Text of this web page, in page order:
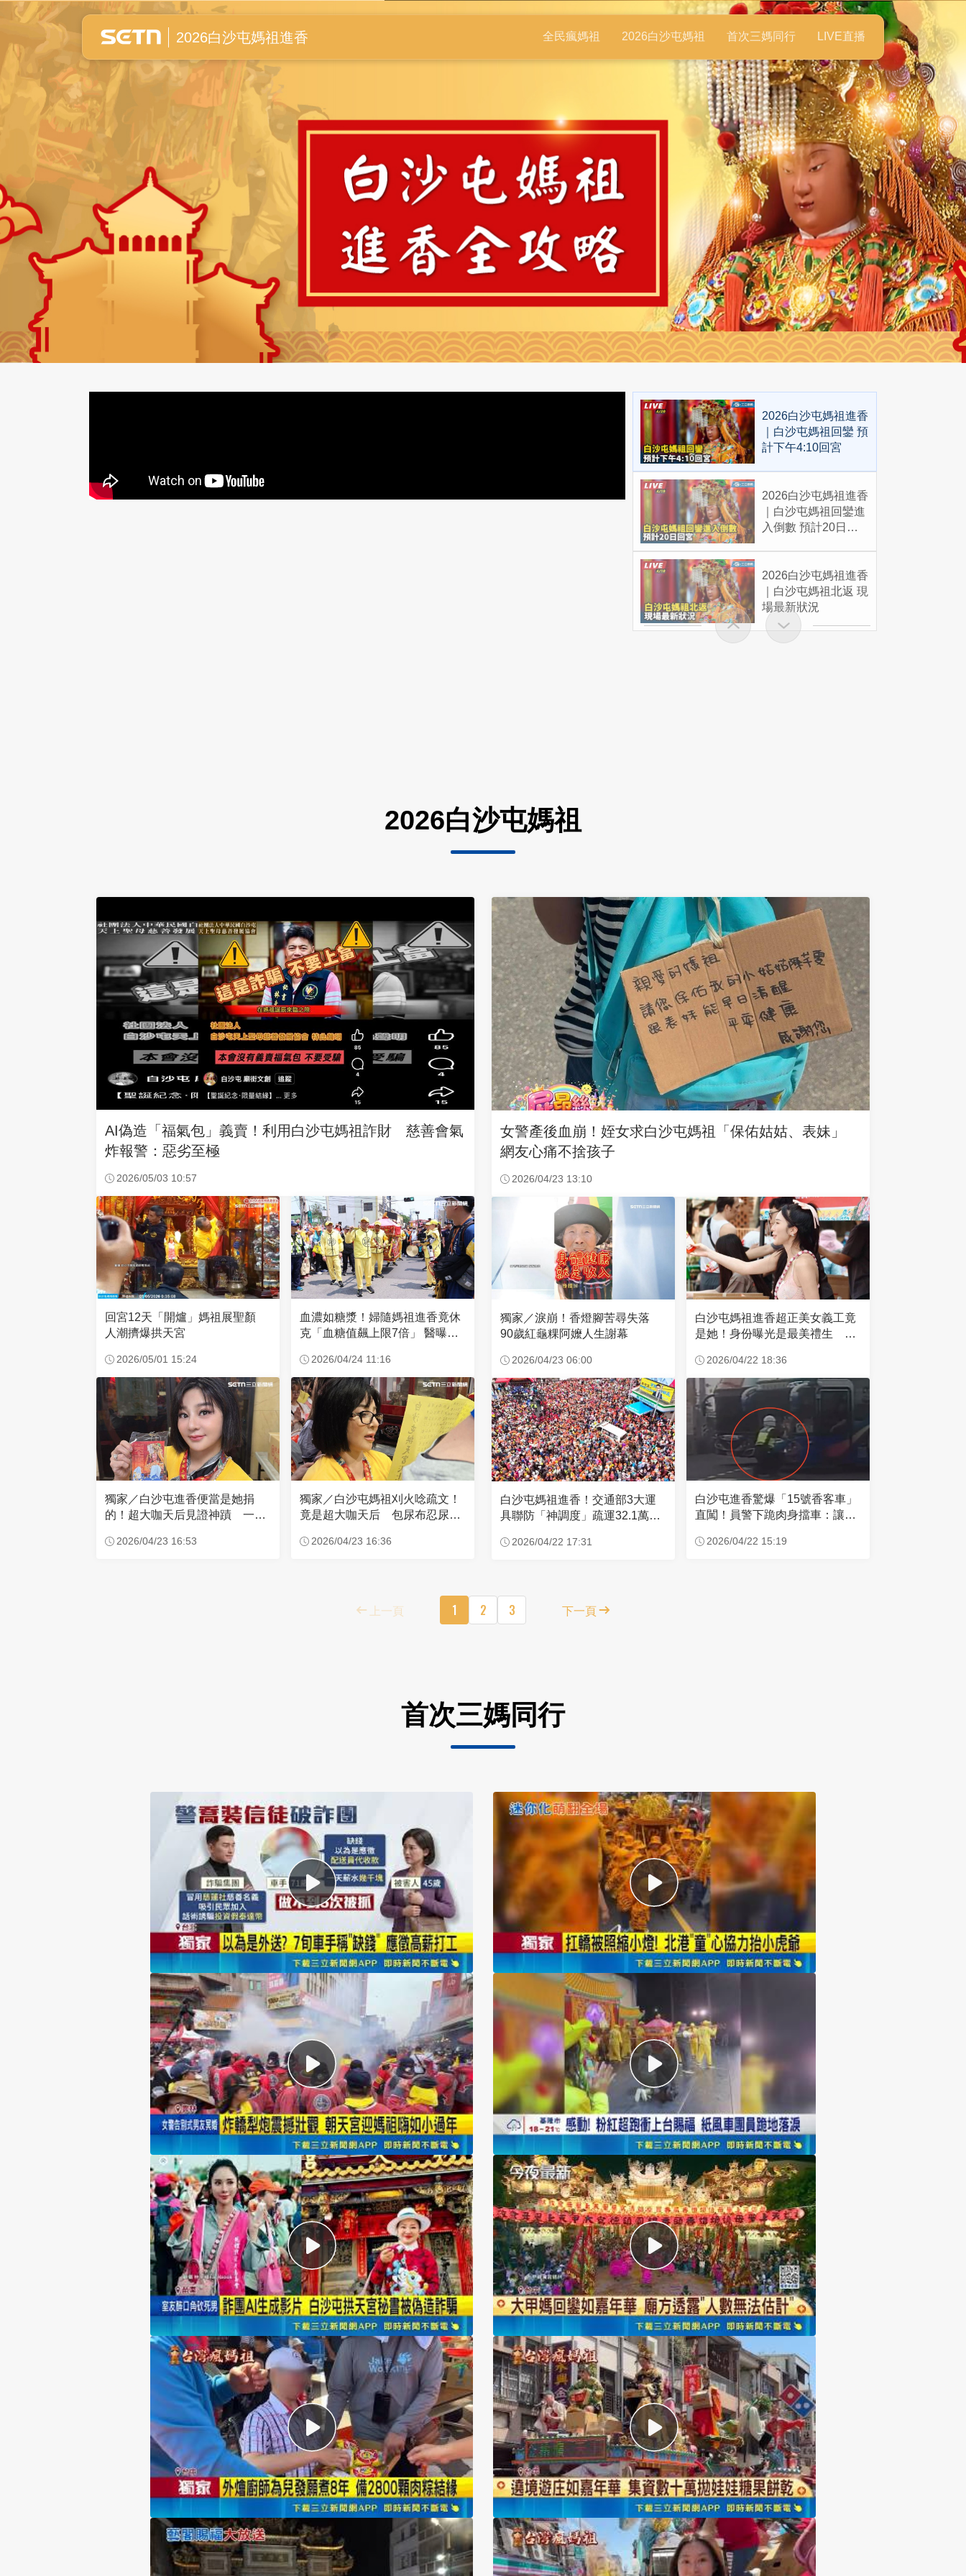
白沙屯媽祖進香全紀錄
2026白沙屯媽祖進香 全民瘋媽祖 2026白沙屯媽祖 首次三媽同行 LIVE直播
2026白沙屯媽祖進香
｜白沙屯媽祖回鑾 預
計下午4:10回宮
2026白沙屯媽祖進香
｜白沙屯媽祖回鑾進
入倒數 預計20日回
2026白沙屯媽祖進香
｜白沙屯媽祖北返 現
場最新狀況
2026白沙屯媽祖
AI偽造「福氣包」義賣！利用白沙屯媽祖詐財 慈善會氣
炸報警：惡劣至極
2026/05/03 10:57
回宮12天「開爐」媽祖展聖顏
人潮擠爆拱天宮
2026/05/01 15:24
血濃如糖漿！婦隨媽祖進香竟休
克「血糖值飆上限7倍」 醫曝原
2026/04/24 11:16
獨家／白沙屯進香便當是她捐
的！超大咖天后見證神蹟 一靠
2026/04/23 16:53
獨家／白沙屯媽祖刈火唸疏文！
竟是超大咖天后 包尿布忍尿5
2026/04/23 16:36
女警產後血崩！姪女求白沙屯媽祖「保佑姑姑、表妹」
網友心痛不捨孩子
2026/04/23 13:10
獨家／淚崩！香燈腳苦尋失落
90歲紅龜粿阿嬤人生謝幕
2026/04/23 06:00
白沙屯媽祖進香超正美女義工竟
是她！身份曝光是最美禮生 一
2026/04/22 18:36
白沙屯媽祖進香！交通部3大運
具聯防「神調度」疏運32.1萬創
2026/04/22 17:31
白沙屯進香驚爆「15號香客車」
直闖！員警下跪肉身擋車：讓行
2026/04/22 15:19
上一頁 1 2 3 下一頁
首次三媽同行